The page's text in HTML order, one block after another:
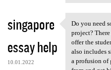
singapore
essay help
10.01.2022
Do you
Do you need
project?
offer the
also includes
a profusion of